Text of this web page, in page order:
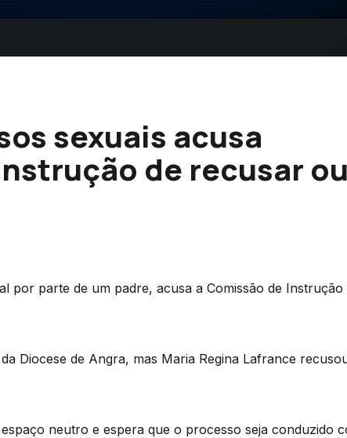
sexuais acusa
de recusar
por parte de um padre, acusa a Comissão de Instrução
Diocese de Angra, mas Maria Regina Lafrance
neutro e espera que o processo seja conduzido